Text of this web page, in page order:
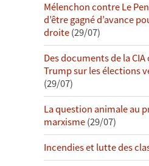
Mélenchon contre Le
d’être gagné d’avance
droite(29/07)
Des documents de la
Trump sur les élections
(29/07)
La question animale au
marxisme(29/07)
Incendies et lutte des